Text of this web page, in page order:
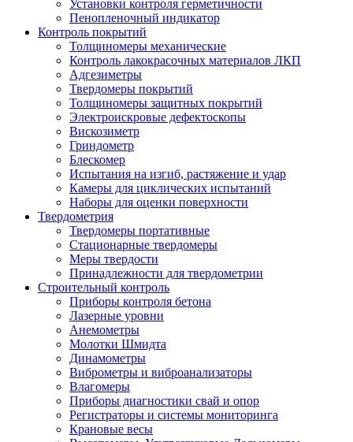
Установки контроля герметичности
Пенопленочный индикатор
Контроль покрытий
Толщиномеры механические
Контроль лакокрасочных материалов ЛКП
Адгезиметры
Твердомеры покрытий
Толщиномеры защитных покрытий
Электроискровые дефектоскопы
Вискозиметр
Гриндометр
Блескомер
Испытания на изгиб, растяжение и удар
Камеры для циклических испытаний
Наборы для оценки поверхности
Твердометрия
Твердомеры портативные
Стационарные твердомеры
Меры твердости
Принадлежности для твердометрии
Строительный контроль
Приборы контроля бетона
Лазерные уровни
Анемометры
Молотки Шмидта
Динамометры
Виброметры и виброанализаторы
Влагомеры
Приборы диагностики свай и опор
Регистраторы и системы мониторинга
Крановые весы